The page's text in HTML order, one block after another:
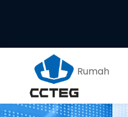
Rumah